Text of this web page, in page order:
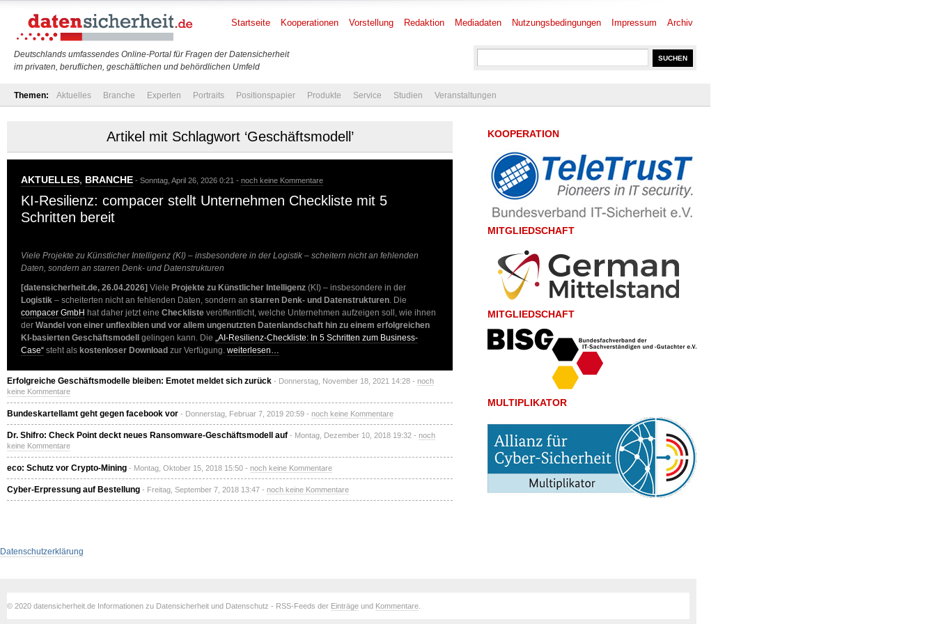
Deutschlands umfassendes Online-Portal für Fragen der Datensicherheit
im privaten, beruflichen, geschäftlichen und behördlichen Umfeld
Startseite Kooperationen Vorstellung Redaktion Mediadaten Nutzungsbedingungen Impressum Archiv
Themen: Aktuelles Branche Experten Portraits Positionspapier Produkte Service Studien Veranstaltungen
Artikel mit Schlagwort ‘Geschäftsmodell’
AKTUELLES, BRANCHE - Sonntag, April 26, 2026 0:21 - noch keine Kommentare
KI-Resilienz: compacer stellt Unternehmen Checkliste mit 5
Schritten bereit
Viele Projekte zu Künstlicher Intelligenz (KI) – insbesondere in der Logistik – scheitern nicht an fehlenden
Daten, sondern an starren Denk- und Datenstrukturen
[datensicherheit.de, 26.04.2026] Viele Projekte zu Künstlicher Intelligenz (KI) – insbesondere in der
Logistik – scheiterten nicht an fehlenden Daten, sondern an starren Denk- und Datenstrukturen. Die
compacer GmbH hat daher jetzt eine Checkliste veröffentlicht, welche Unternehmen aufzeigen soll, wie ihnen
der Wandel von einer unflexiblen und vor allem ungenutzten Datenlandschaft hin zu einem erfolgreichen
KI-basierten Geschäftsmodell
gelingen kann. Die „AI-Resilienz-Checkliste: In 5 Schritten zum Business-
Case“ steht als kostenloser Download zur Verfügung. weiterlesen…
Erfolgreiche Geschäftsmodelle bleiben: Emotet meldet sich zurück - Donnerstag, November 18, 2021 14:28 - noch
keine Kommentare
Bundeskartellamt geht gegen facebook vor - Donnerstag, Februar 7, 2019 20:59 - noch keine Kommentare
Dr. Shifro: Check Point deckt neues Ransomware-Geschäftsmodell auf - Montag, Dezember 10, 2018 19:32 - noch
keine Kommentare
eco: Schutz vor Crypto-Mining - Montag, Oktober 15, 2018 15:50 - noch keine Kommentare
Cyber-Erpressung auf Bestellung - Freitag, September 7, 2018 13:47 - noch keine Kommentare
KOOPERATION
MITGLIEDSCHAFT
MITGLIEDSCHAFT
MULTIPLIKATOR
Datenschutzerklärung
© 2020 datensicherheit.de Informationen zu Datensicherheit und Datenschutz - RSS-Feeds der Einträge und Kommentare